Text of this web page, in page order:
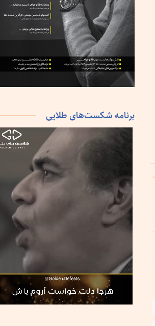
برنامه شکست‌های طلایی